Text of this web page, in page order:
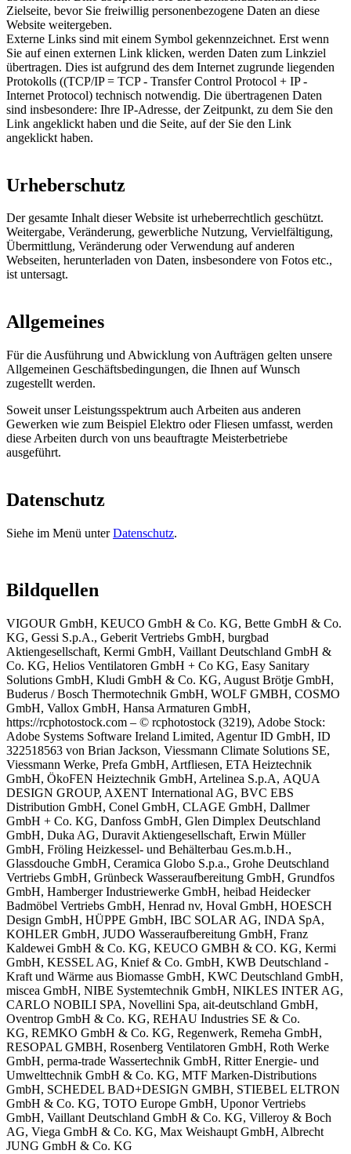
Zielseite, bevor Sie freiwillig personenbezogene Daten an diese
Website weitergeben.
Externe Links sind mit einem Symbol gekennzeichnet. Erst wenn
Sie auf einen externen Link klicken, werden Daten zum Linkziel
übertragen. Dies ist aufgrund des dem Internet zugrunde liegenden
Protokolls ((TCP/IP = TCP - Transfer Control Protocol + IP -
Internet Protocol) technisch notwendig. Die übertragenen Daten
sind insbesondere: Ihre IP-Adresse, der Zeitpunkt, zu dem Sie den
Link angeklickt haben und die Seite, auf der Sie den Link
angeklickt haben.
Urheberschutz
Der gesamte Inhalt dieser Website ist urheberrechtlich geschützt.
Weitergabe, Veränderung, gewerbliche Nutzung, Vervielfältigung,
Übermittlung, Veränderung oder Verwendung auf anderen
Webseiten, herunterladen von Daten, insbesondere von Fotos etc.,
ist untersagt.
Allgemeines
Für die Ausführung und Abwicklung von Aufträgen gelten unsere
Allgemeinen Geschäftsbedingungen, die Ihnen auf Wunsch
zugestellt werden.
Soweit unser Leistungsspektrum auch Arbeiten aus anderen
Gewerken wie zum Beispiel Elektro oder Fliesen umfasst, werden
diese Arbeiten durch von uns beauftragte Meisterbetriebe
ausgeführt.
Datenschutz
Siehe im Menü unterDatenschutz.
Bildquellen
VIGOUR GmbH, KEUCO GmbH & Co. KG, Bette GmbH & Co.
KG, Gessi S.p.A., Geberit Vertriebs GmbH, burgbad
Aktiengesellschaft, Kermi GmbH, Vaillant Deutschland GmbH &
Co. KG, Helios Ventilatoren GmbH + Co KG, Easy Sanitary
Solutions GmbH, Kludi GmbH & Co. KG, August Brötje GmbH,
Buderus / Bosch Thermotechnik GmbH, WOLF GMBH, COSMO
GmbH, Vallox GmbH, Hansa Armaturen GmbH,
https://rcphotostock.com – © rcphotostock (3219), Adobe Stock:
Adobe Systems Software Ireland Limited, Agentur ID GmbH, ID
322518563 von Brian Jackson, Viessmann Climate Solutions SE,
Viessmann Werke, Prefa GmbH, Artfliesen, ETA Heiztechnik
GmbH, ÖkoFEN Heiztechnik GmbH, Artelinea S.p.A, AQUA
DESIGN GROUP, AXENT International AG, BVC EBS
Distribution GmbH, Conel GmbH, CLAGE GmbH, Dallmer
GmbH + Co. KG, Danfoss GmbH, Glen Dimplex Deutschland
GmbH, Duka AG, Duravit Aktiengesellschaft, Erwin Müller
GmbH, Fröling Heizkessel- und Behälterbau Ges.m.b.H.,
Glassdouche GmbH, Ceramica Globo S.p.a., Grohe Deutschland
Vertriebs GmbH, Grünbeck Wasseraufbereitung GmbH, Grundfos
GmbH, Hamberger Industriewerke GmbH, heibad Heidecker
Badmöbel Vertriebs GmbH, Henrad nv, Hoval GmbH, HOESCH
Design GmbH, HÜPPE GmbH, IBC SOLAR AG, INDA SpA,
KOHLER GmbH, JUDO Wasseraufbereitung GmbH, Franz
Kaldewei GmbH & Co. KG, KEUCO GMBH & CO. KG, Kermi
GmbH, KESSEL AG, Knief & Co. GmbH, KWB Deutschland -
Kraft und Wärme aus Biomasse GmbH, KWC Deutschland GmbH,
miscea GmbH, NIBE Systemtechnik GmbH, NIKLES INTER AG,
CARLO NOBILI SPA, Novellini Spa, ait-deutschland GmbH,
Oventrop GmbH & Co. KG, REHAU Industries SE & Co.
KG, REMKO GmbH & Co. KG, Regenwerk, Remeha GmbH,
RESOPAL GMBH, Rosenberg Ventilatoren GmbH, Roth Werke
GmbH, perma-trade Wassertechnik GmbH, Ritter Energie- und
Umwelttechnik GmbH & Co. KG, MTF Marken-Distributions
GmbH, SCHEDEL BAD+DESIGN GMBH, STIEBEL ELTRON
GmbH & Co. KG, TOTO Europe GmbH, Uponor Vertriebs
GmbH, Vaillant Deutschland GmbH & Co. KG, Villeroy & Boch
AG, Viega GmbH & Co. KG, Max Weishaupt GmbH, Albrecht
JUNG GmbH & Co. KG